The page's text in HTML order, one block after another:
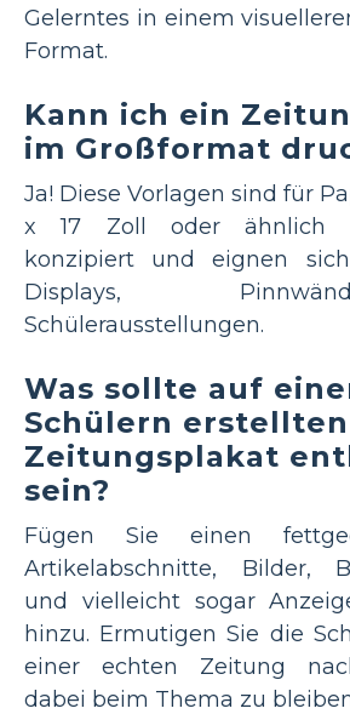
Gelerntes in einem
Format.
Kann ich ein
im Großformat
Ja! Diese Vorlagen sind für
x 17 Zoll oder ähnlich
konzipiert und eignen
Displays,
Schülerausstellungen.
Was sollte auf
Schülern erstellten
Zeitungsplakat
sein?
Fügen Sie einen
Artikelabschnitte, Bilder,
und vielleicht sogar
hinzu. Ermutigen Sie die
einer echten Zeitung
dabei beim Thema zu